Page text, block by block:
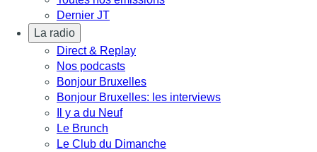
Dernier JT
La radio
Direct & Replay
Nos podcasts
Bonjour Bruxelles
Bonjour Bruxelles: les interviews
Il y a du Neuf
Le Brunch
Le Club du Dimanche